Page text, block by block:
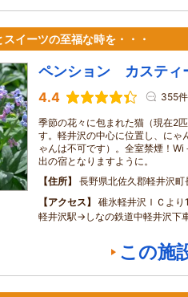
イーツの至福な時を・・・
ペンション カスティ
4.4 355件
季節の花々に包まれた猫（現在2
す。軽井沢の中心に位置し、にゃ
ゃんは不可です）。全室禁煙！
出の宿となりますように。
住所
長野県北佐久郡軽井沢町
アクセス
碓氷軽井沢ＩＣよ
軽井沢駅→しなの鉄道中軽井沢下
この施